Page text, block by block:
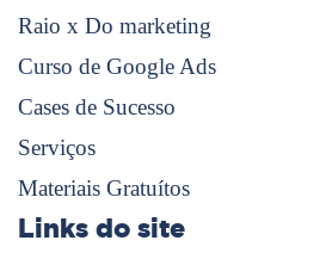
Raio x Do marketing
Curso de Google Ads
Cases de Sucesso
Serviços
Materiais Gratuítos
Links do site